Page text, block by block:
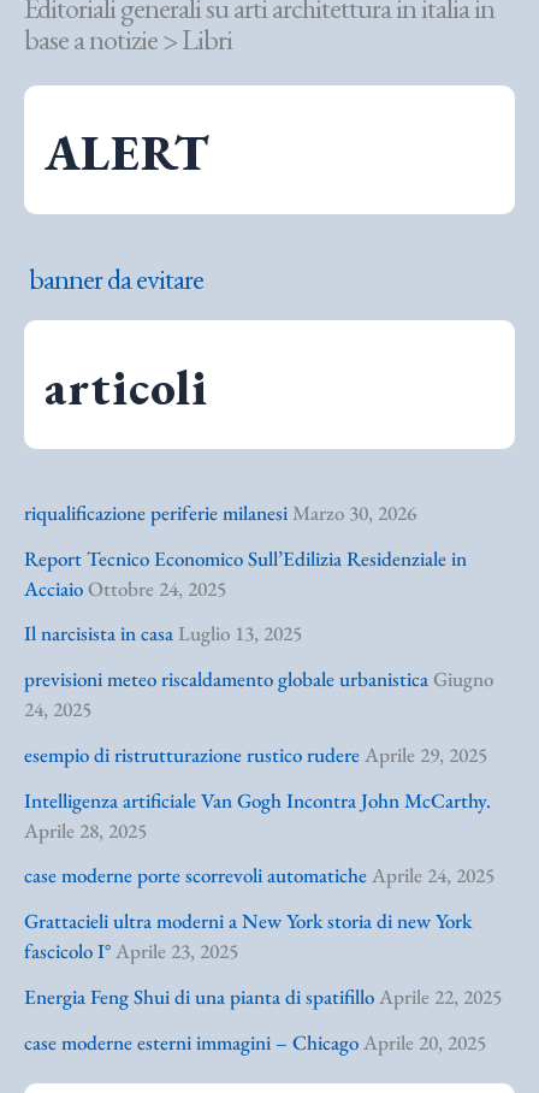
base a notizie > Libri
ALERT
banner da evitare
articoli
riqualificazione periferie milanesi Marzo 30, 2026
Report Tecnico Economico Sull’Edilizia Residenziale in
AcciaioOttobre 24, 2025
Il narcisista in casa Luglio 13, 2025
previsioni meteo riscaldamento globale urbanisticaGiugno
24, 2025
esempio di ristrutturazione rustico rudereAprile 29, 2025
Intelligenza artificiale Van Gogh Incontra John McCarthy.
Aprile 28, 2025
case moderne porte scorrevoli automaticheAprile 24, 2025
Grattacieli ultra moderni a New York storia di new York
fascicolo I°Aprile 23, 2025
Energia Feng Shui di una pianta di spatifilloAprile 22, 2025
case moderne esterni immagini – ChicagoAprile 20, 2025